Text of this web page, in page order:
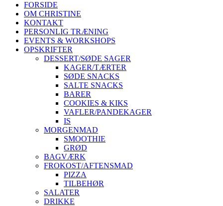
FORSIDE
OM CHRISTINE
KONTAKT
PERSONLIG TRÆNING
EVENTS & WORKSHOPS
OPSKRIFTER
DESSERT/SØDE SAGER
KAGER/TÆRTER
SØDE SNACKS
SALTE SNACKS
BARER
COOKIES & KIKS
VAFLER/PANDEKAGER
IS
MORGENMAD
SMOOTHIE
GRØD
BAGVÆRK
FROKOST/AFTENSMAD
PIZZA
TILBEHØR
SALATER
DRIKKE